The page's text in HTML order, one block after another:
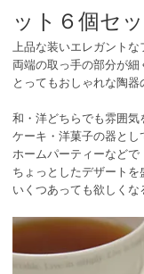
ット６個セ
上品な装いエレガント
両端の取っ手の部分が
とってもおしゃれな陶器
和・洋どちらでも雰囲
ケーキ・洋菓子の器とし
ホームパーティーなどで
ちょっとしたデザートを
いくつあっても欲しくな